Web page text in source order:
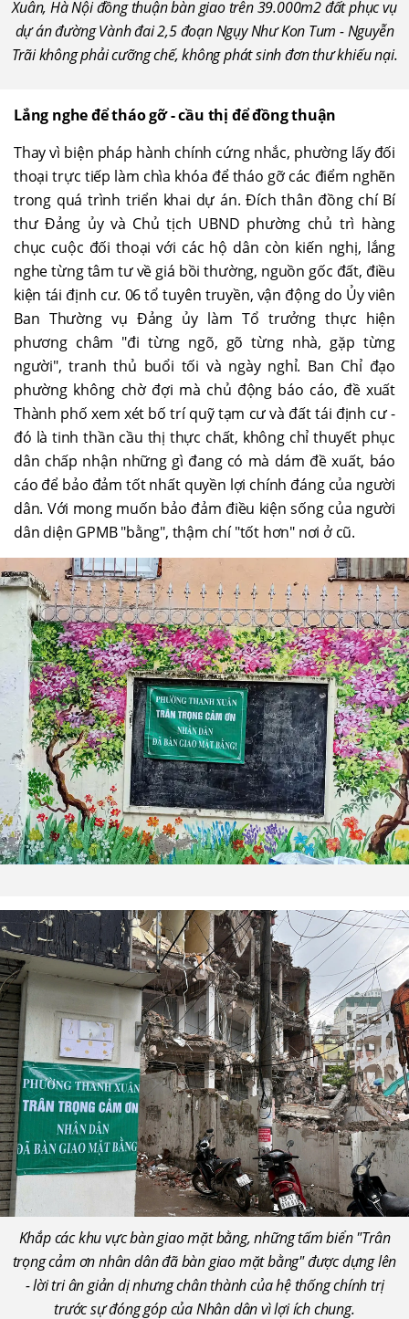
Xuân, Hà Nội đồng thuận bàn giao trên 39.000m2 đất phục vụ
dự án đường Vành đai 2,5 đoạn Ngụy Như Kon Tum - Nguyễn
Trãi không phải cưỡng chế, không phát sinh đơn thư khiếu nại.
Lắng nghe để tháo gỡ - cầu thị để đồng thuận
Thay vì biện pháp hành chính cứng nhắc, phường lấy đối
thoại trực tiếp làm chìa khóa để tháo gỡ các điểm nghẽn
trong quá trình triển khai dự án. Đích thân đồng chí Bí
thư Đảng ủy và Chủ tịch UBND phường chủ trì hàng
chục cuộc đối thoại với các hộ dân còn kiến nghị, lắng
nghe từng tâm tư về giá bồi thường, nguồn gốc đất, điều
kiện tái định cư. 06 tổ tuyên truyền, vận động do Ủy viên
Ban Thường vụ Đảng ủy làm Tổ trưởng thực hiện
phương châm "đi từng ngõ, gõ từng nhà, gặp từng
người", tranh thủ buổi tối và ngày nghỉ. Ban Chỉ đạo
phường không chờ đợi mà chủ động báo cáo, đề xuất
Thành phố xem xét bố trí quỹ tạm cư và đất tái định cư -
đó là tinh thần cầu thị thực chất, không chỉ thuyết phục
dân chấp nhận những gì đang có mà dám đề xuất, báo
cáo để bảo đảm tốt nhất quyền lợi chính đáng của người
dân. Với mong muốn bảo đảm điều kiện sống của người
dân diện GPMB "bằng", thậm chí "tốt hơn" nơi ở cũ.
Khắp các khu vực bàn giao mặt bằng, những tấm biển "Trân
trọng cảm ơn nhân dân đã bàn giao mặt bằng" được dựng lên
- lời tri ân giản dị nhưng chân thành của hệ thống chính trị
trước sự đóng góp của Nhân dân vì lợi ích chung.